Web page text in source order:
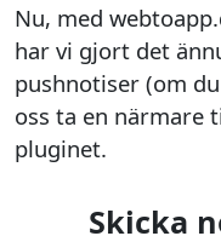
Nu, med
har vi gjort det
pushnotiser (om
oss ta en närmare
pluginet.
Skicka